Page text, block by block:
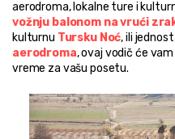
vožnju balonom na vrući
kulturnu Tursku Noć, ili
aerodroma, ovaj vodič će
vreme za vašu posetu.